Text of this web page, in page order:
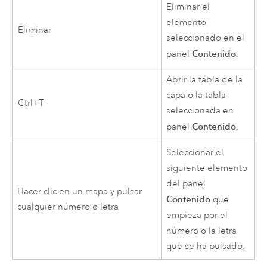
Eliminar
Eliminar el
elemento
seleccionado en el
panelContenido.
Ctrl+T
Abrir la tabla de la
capa o la tabla
seleccionada en
panelContenido.
Hacer clic en un mapa y pulsar
cualquier número o letra
Seleccionar el
siguiente elemento
del panel
Contenido que
empieza por el
número o la letra
que se ha pulsado.